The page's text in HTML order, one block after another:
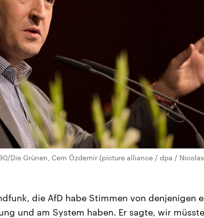
Die Grünen, Cem Özdemir (picture alliance / dpa /
die AfD habe Stimmen von denjenigen
und am System haben. Er sagte, wir